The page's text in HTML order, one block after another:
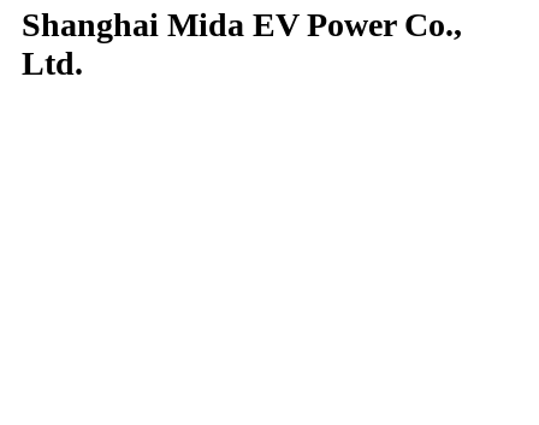
Shanghai Mida EV Power Co.,
Ltd.